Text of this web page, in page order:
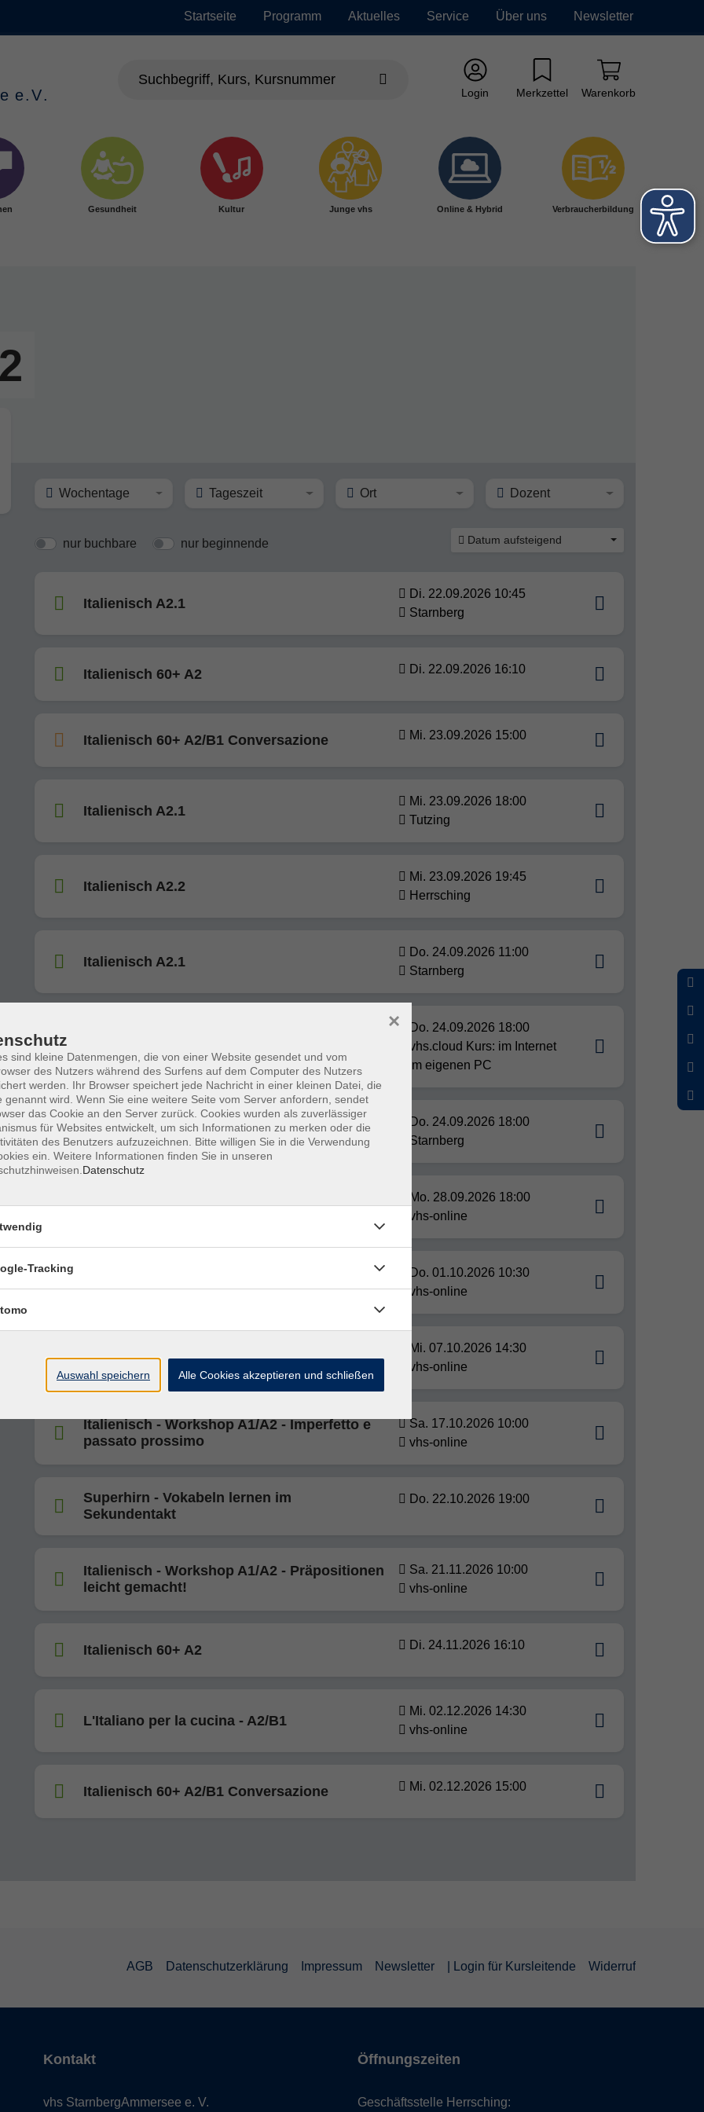
Startseite Programm Aktuelles Service Über uns Newsletter
Login Merkzettel Warenkorb
Gesundheit Kultur Junge vhs Online & Hybrid Verbraucherbildung
Wochentage Tageszeit Ort Dozent
nur buchbare nur beginnende Datum aufsteigend
Italienisch A2.1
Di. 22.09.2026 10:45
Starnberg
Italienisch 60+ A2 Di. 22.09.2026 16:10
Italienisch 60+ A2/B1 Conversazione Mi. 23.09.2026 15:00
Italienisch A2.1
Mi. 23.09.2026 18:00
Tutzing
Italienisch A2.2
Mi. 23.09.2026 19:45
Herrsching
Italienisch A2.1
Do. 24.09.2026 11:00
Starnberg
Do. 24.09.2026 18:00
vhs.cloud Kurs: im Internet
vom eigenen PC
Italienisch A2.2
Do. 24.09.2026 18:00
Starnberg
Italienisch für die Reise A1.2
Mo. 28.09.2026 18:00
vhs-online
Do. 01.10.2026 10:30
vhs-online
L'Italiano per la cucina - A2
Mi. 07.10.2026 14:30
vhs-online
Italienisch - Workshop A1/A2 - Imperfetto e
passato prossimo
Sa. 17.10.2026 10:00
vhs-online
Superhirn - Vokabeln lernen im
Sekundentakt
Do. 22.10.2026 19:00
Italienisch - Workshop A1/A2 - Präpositionen
leicht gemacht!
Sa. 21.11.2026 10:00
vhs-online
Italienisch 60+ A2 Di. 24.11.2026 16:10
L'Italiano per la cucina - A2/B1
Mi. 02.12.2026 14:30
vhs-online
Italienisch 60+ A2/B1 Conversazione Mi. 02.12.2026 15:00
AGB Datenschutzerklärung Impressum Newsletter | Login für Kursleitende Widerruf
Kontakt
vhs StarnbergAmmersee e. V.
Öffnungszeiten
Geschäftsstelle Herrsching:
sind kleine Datenmengen, die von einer Website gesendet und vom
des Nutzers während des Surfens auf dem Computer des Nutzers
werden. Ihr Browser speichert jede Nachricht in einer kleinen Datei, die
genannt wird. Wenn Sie eine weitere Seite vom Server anfordern, sendet
das Cookie an den Server zurück. Cookies wurden als zuverlässiger
für Websites entwickelt, um sich Informationen zu merken oder die
des Benutzers aufzuzeichnen. Bitte willigen Sie in die Verwendung
ein. Weitere Informationen finden Sie in unseren
Datenschutz
×
Tracking
Auswahl speichern Alle Cookies akzeptieren und schließen